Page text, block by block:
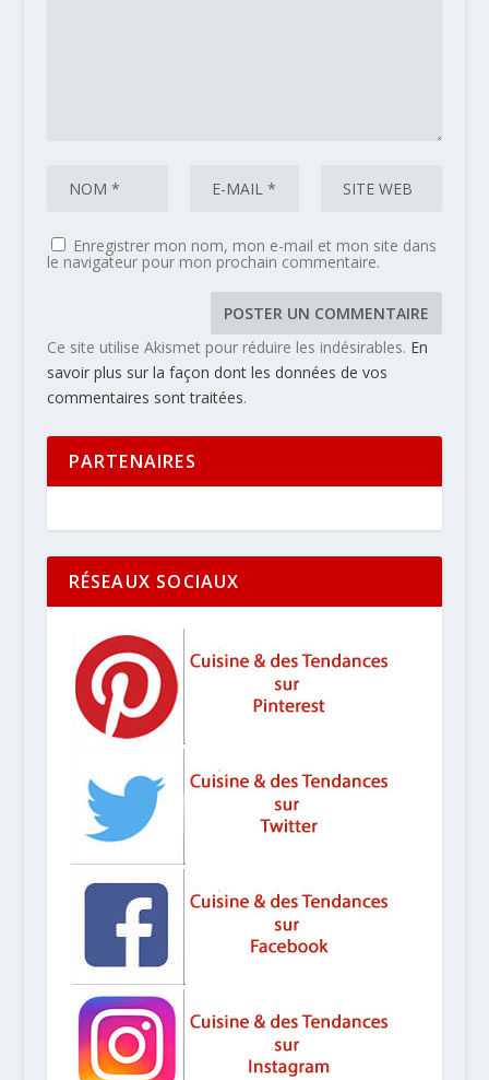
Enregistrer mon nom, mon e-mail et mon site dans
le navigateur pour mon prochain commentaire.
Ce site utilise Akismet pour réduire les indésirables. En
savoir plus sur la façon dont les données de vos
commentaires sont traitées.
PARTENAIRES
RÉSEAUX SOCIAUX